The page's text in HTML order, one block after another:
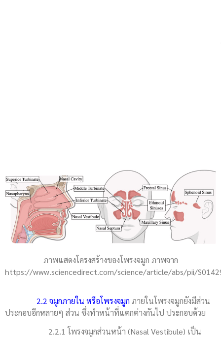
ภาพแสดงโครงสร้างของโพรงจมูก ภาพจาก
https://www.sciencedirect.com/science/article/abs/pii/
2.2 จมูกภายใน หรือโพรงจมูก ภายในโพรงจมูกยังมีส่วน
ประกอบอีกหลายๆ ส่วน ซึ่งทำหน้าที่แตกต่างกันไป ประกอบด้วย
2.2.1 โพรงจมูกส่วนหน้า (Nasal Vestibule) เป็น